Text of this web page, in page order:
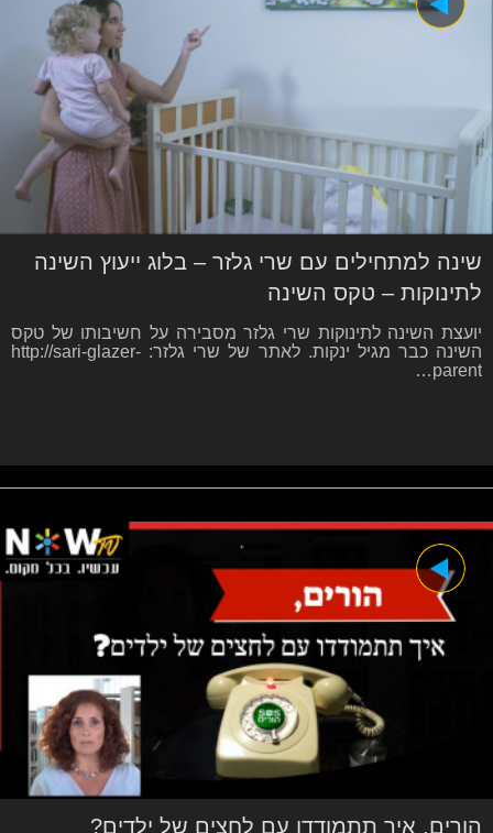
שינה למתחילים עם שרי גלזר – בלוג ייעוץ השינה
לתינוקות – טקס השינה
יועצת השינה לתינוקות שרי גלזר מסבירה על חשיבותו של טקס
השינה כבר מגיל ינקות. לאתר של שרי גלזר: http://sari-glazer-
parent…
הורים, איך תתמודדו עם לחצים של ילדים?